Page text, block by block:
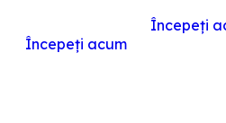
Începeți
Începeți acum